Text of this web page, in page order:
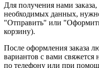
Для получения нами
необходимых данных,
"Отправить" или
корзину).
После оформления заказа
вариантов с вами
по телефону или при